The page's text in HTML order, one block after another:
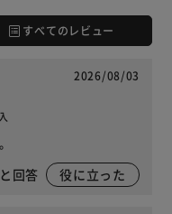
すべてのレビュー
2026/08/03
回答 役に立った